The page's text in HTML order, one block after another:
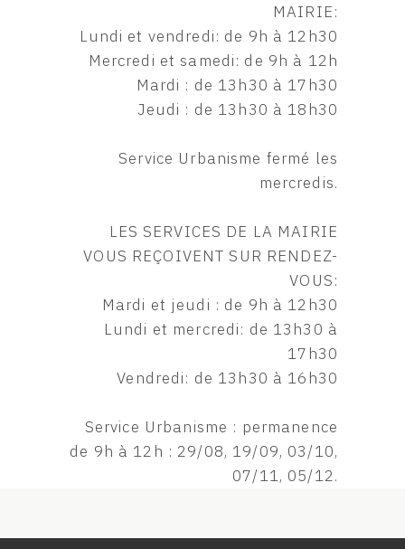
MAIRIE:
Lundi et vendredi: de 9h à 12h30
Mercredi et samedi: de 9h à 12h
Mardi : de 13h30 à 17h30
Jeudi : de 13h30 à 18h30
Service Urbanisme fermé les
mercredis.
LES SERVICES DE LA MAIRIE
VOUS REÇOIVENT SUR RENDEZ-
VOUS:
Mardi et jeudi : de 9h à 12h30
Lundi et mercredi: de 13h30 à
17h30
Vendredi: de 13h30 à 16h30
Service Urbanisme : permanence
de 9h à 12h : 29/08, 19/09, 03/10,
07/11, 05/12.